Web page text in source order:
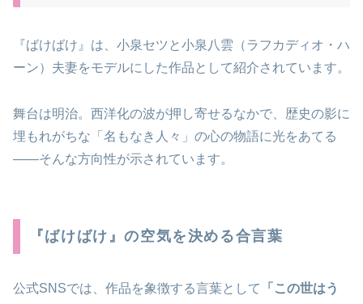
『ばけばけ』は、小泉セツと小泉八雲（ラフカディオ・ハ
ーン）夫妻をモデルにした作品として紹介されています。
舞台は明治。西洋化の波が押し寄せるなかで、歴史の影に
埋もれがちな「名もなき人々」の心の物語に光をあてる
――そんな方向性が示されています。
『ばけばけ』の空気を決める合言葉
公式SNSでは、作品を象徴する言葉として 「この世はう